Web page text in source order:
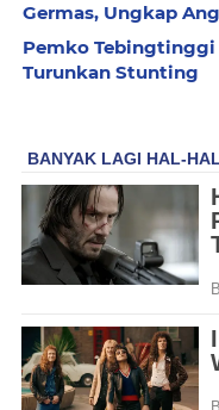
Germas, Ungkap
Pemko
Turunkan Stunting